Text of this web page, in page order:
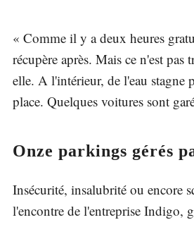
« Comme il y a deux heures
récupère après. Mais ce n'est pas
elle. A l'intérieur, de l'eau stagne
place. Quelques voitures sont
Onze parkings gérés
Insécurité, insalubrité ou
l'encontre de l'entreprise Indigo,